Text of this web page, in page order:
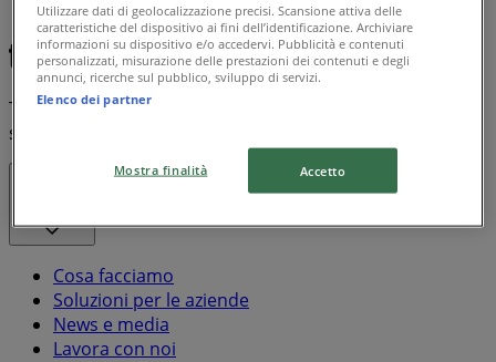
Galassia
Chicco Frosta Disney Doro
Tiendeo fa parte di Shopfully, l'azienda tecnologica che
sta reinventando lo shopping locale in tutto il mondo.
Cosa facciamo
Soluzioni per le aziende
News e media
Lavora con noi
Utilizzare dati di geolocalizzazione precisi. Scansione attiva delle
caratteristiche del dispositivo ai fini dell’identificazione. Archiviare
informazioni su dispositivo e/o accedervi. Pubblicità e contenuti
personalizzati, misurazione delle prestazioni dei contenuti e degli
annunci, ricerche sul pubblico, sviluppo di servizi.
Elenco dei partner
Mostra finalità Accetto